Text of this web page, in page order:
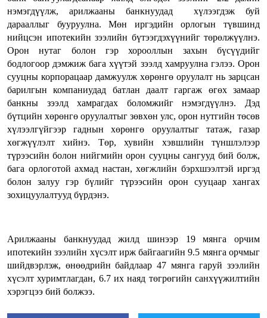
нэмэгдүүлж, арилжааны банкнуудад хүлээгдэж буй
дарааллыг бууруулна. Мөн иргэдийн орлогын түвшинд
нийцсэн ипотекийн зээлийн бүтээгдэхүүнийг төрөлжүүлнэ.
Орон нутаг болон гэр хорооллын захын бүсүүдийг
бодлогоор дэмжиж бага хүүтэй зээлд хамруулна гэлээ. Орон
сууцны корпорацаар дамжуулж хөрөнгө оруулалт нь зарцсан
барилгын компаниудад батлан даалт гаргаж өгөх замаар
банкны зээлд хамрагдах боломжийг нэмэгдүүлнэ. Дэд
бүтцийн хөрөнгө оруулалтыг зөвхөн улс, орон нутгийн төсөв
хүлээлгүйгээр гаднын хөрөнгө оруулалтыг татаж, газар
хөгжүүлэлт хийнэ. Төр, хувийн хэвшлийн түншлэлээр
түрээсийн болон нийгмийн орон сууцны сангууд бий болж,
бага орлоготой ахмад настан, хөгжлийн бэрхшээлтэй иргэд
болон залуу гэр бүлийг түрээсийн орон сууцаар хангах
зохицуулалтууд бүрдэнэ.
Арилжааны банкнуудад жилд шинээр 19 мянга орчим
ипотекийн зээлийн хүсэлт ирж байгаагийн 9.5 мянга орчмыг
шийдвэрлэж, өнөөдрийн байдлаар 47 мянга гаруй зээлийн
хүсэлт хуримтлагдан, 6.7 их наяд төгрөгийн санхүүжилтийн
хэрэгцээ бий болжээ.